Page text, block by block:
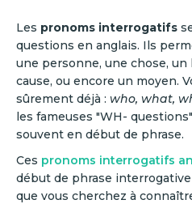
Les pronoms interrogatifs
questions en anglais. Ils
une personne, une chose, un
cause, ou encore un moyen.
sûrement déjà : who, what,
les fameuses "WH-
souvent en début de phrase.
Ces pronoms interrogatifs
début de phrase
que vous cherchez à